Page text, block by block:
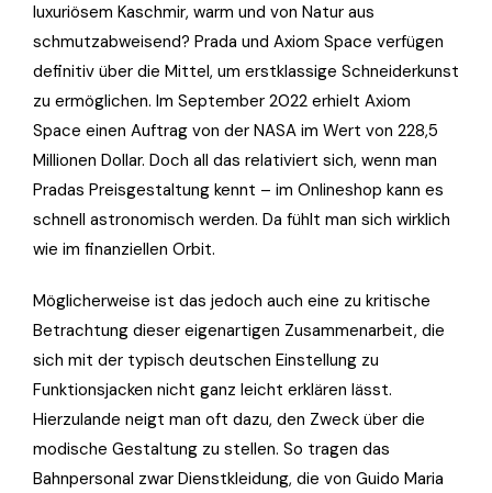
luxuriösem Kaschmir, warm und von Natur aus
schmutzabweisend? Prada und Axiom Space verfügen
definitiv über die Mittel, um erstklassige Schneiderkunst
zu ermöglichen. Im September 2022 erhielt Axiom
Space einen Auftrag von der NASA im Wert von 228,5
Millionen Dollar. Doch all das relativiert sich, wenn man
Pradas Preisgestaltung kennt – im Onlineshop kann es
schnell astronomisch werden. Da fühlt man sich wirklich
wie im finanziellen Orbit.
Möglicherweise ist das jedoch auch eine zu kritische
Betrachtung dieser eigenartigen Zusammenarbeit, die
sich mit der typisch deutschen Einstellung zu
Funktionsjacken nicht ganz leicht erklären lässt.
Hierzulande neigt man oft dazu, den Zweck über die
modische Gestaltung zu stellen. So tragen das
Bahnpersonal zwar Dienstkleidung, die von Guido Maria